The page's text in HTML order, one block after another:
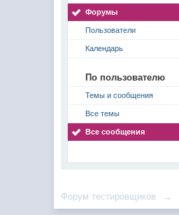
Форумы
Пользователи
Календарь
По пользователю
Темы и сообщения
Все темы
Все сообщения
Форум тестировщиков →